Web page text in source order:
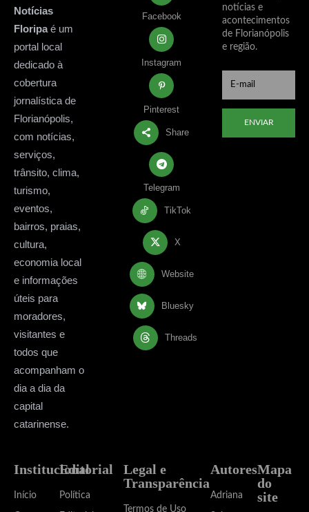
Notícias
Floripaé um
portal local
dedicado à
cobertura
jornalística de
Florianópolis,
com notícias,
serviços,
trânsito, clima,
turismo,
eventos,
bairros, praias,
cultura,
economia local
e informações
úteis para
moradores,
visitantes e
todos que
acompanham o
dia a dia da
capital
catarinense.
Facebook
Instagram
Pinterest
Share
Telegram
TikTok
X
Website
Bluesky
Threads
notícias e
acontecimentos
de Florianópolis
e região.
ENVIAR
Institucional
Início
Editorial
Política
Legal e
Transparência
Termos de Uso
Autores
Adriana
Mapa
do
site